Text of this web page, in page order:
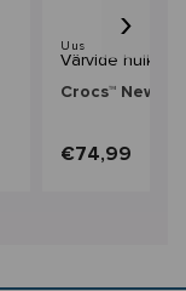
Uus
Värvide hulk : 2
Crocs™ New
€74,99
›